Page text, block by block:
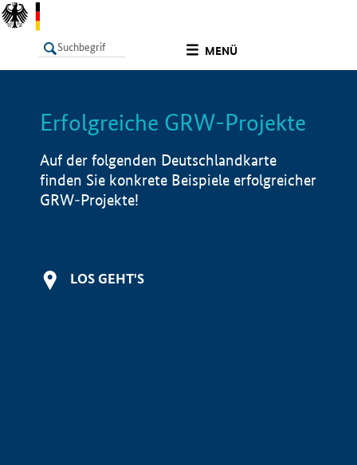
MENÜ
LISTE Info
Erfolgreiche GRW-Projekte
Auf der folgenden Deutschlandkarte
finden Sie konkrete Beispiele erfolgreicher
GRW-Projekte!
LOS GEHT'S